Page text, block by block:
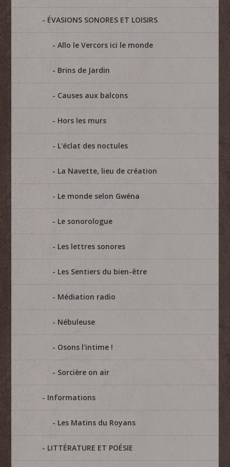
ÉVASIONS SONORES ET LOISIRS
Allo le Vercors ici le monde
Brins de Jardin
Causes aux balcons
Hors les murs
L'éclat des noctules
La Navette, lieu de création
Le monde selon Gwéna
Le sonorologue
Les lettres sonores
Les Sentiers du bien-être
Médiation radio
Nébuleuse
Osons l'intime !
Sorcière on air
Informations
Les Matins du Royans
LITTÉRATURE ET POÉSIE